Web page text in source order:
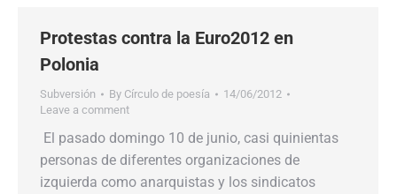
Protestas contra la Euro2012 en
Polonia
Subversión By Círculo de poesía
14/06/2012
Leave a comment
El pasado domingo 10 de junio, casi quinientas
personas de diferentes organizaciones de
izquierda como anarquistas y los sindicatos